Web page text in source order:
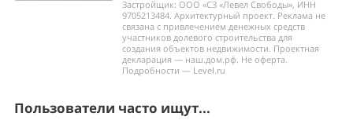
Застройщик: ООО «СЗ «Левел Свободы», ИНН
9705213484. Архитектурный проект. Реклама не
связана с привлечением денежных средств
участников долевого строительства для
создания объектов недвижимости. Проектная
декларация — наш.дом.рф. Не оферта.
Подробности — Level.ru
Пользователи часто ищут...